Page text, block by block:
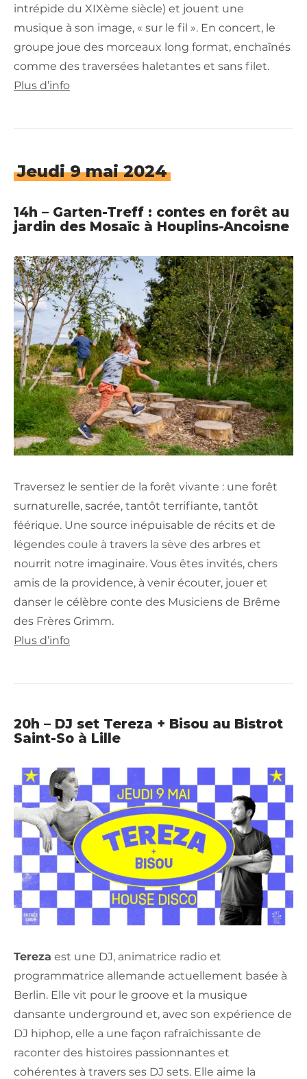
intrépide du XIXème siècle) et jouent une
musique à son image, « sur le fil ». En concert, le
groupe joue des morceaux long format, enchaînés
comme des traversées haletantes et sans filet.
Plus d’info
Jeudi 9 mai 2024
14h – Garten-Treff : contes en forêt au
jardin des Mosaïc à Houplins-Ancoisne
Traversez le sentier de la forêt vivante : une forêt
surnaturelle, sacrée, tantôt terrifiante, tantôt
féérique. Une source inépuisable de récits et de
légendes coule à travers la sève des arbres et
nourrit notre imaginaire. Vous êtes invités, chers
amis de la providence, à venir écouter, jouer et
danser le célèbre conte des Musiciens de Brême
des Frères Grimm.
Plus d’info
20h – DJ set Tereza + Bisou au Bistrot
Saint-So à Lille
Tereza est une DJ, animatrice radio et
programmatrice allemande actuellement basée à
Berlin. Elle vit pour le groove et la musique
dansante underground et, avec son expérience de
DJ hiphop, elle a une façon rafraîchissante de
raconter des histoires passionnantes et
cohérentes à travers ses DJ sets. Elle aime la